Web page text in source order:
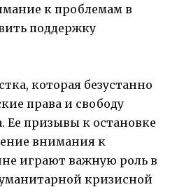
к проблемам в
поддержку
которая безустанно
права и свободу
Ее призывы к остановке
внимания к
играют важную роль в
кризисной